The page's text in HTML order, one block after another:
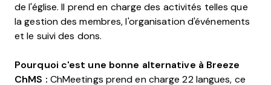
de l'église. Il prend en charge des activités telles que
la gestion des membres, l'organisation d'événements
et le suivi des dons.
Pourquoi c'est une bonne alternative à Breeze
ChMS : ChMeetings prend en charge 22 langues, ce